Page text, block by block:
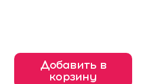
Добавить в
корзину